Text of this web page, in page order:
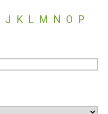
J K L M N O P